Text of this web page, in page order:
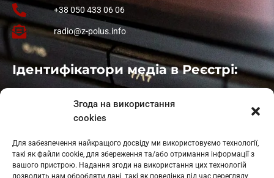
Згода на використання
cookies
Для забезпечення найкращого досвіду ми використовуємо технології,
такі як файли cookie, для збереження та/або отримання інформації з
вашого пристрою. Надання згоди на використання цих технологій
дозволить нам обробляти дані, такі як поведінка під час перегляду
+38 050 433 06 06
radio@z-polus.info
Ідентифікатори медіа в Реєстрі:
: L11-01410
: L11-01801
Косів: L11-01805
Гарасимів: L11-02274